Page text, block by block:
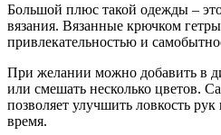
Большой плюс такой одежды – это
вязания. Вязанные крючком
привлекательностью и
При желании можно добавить в
или смешать несколько цветов.
позволяет улучшить ловкость
время.